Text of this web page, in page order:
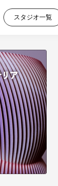
スタジオ一覧